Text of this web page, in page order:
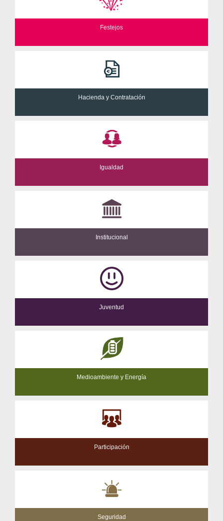
Festejos
Hacienda y Contratación
Igualdad
Institucional
Juventud
Medioambiente y Energía
Participación
Seguridad